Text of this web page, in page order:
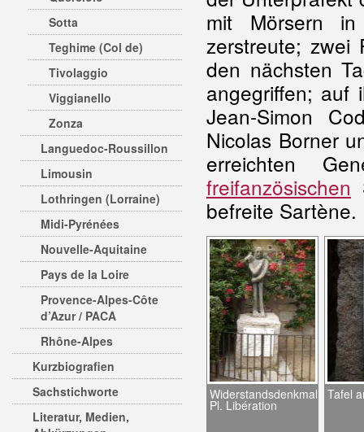
Sotta
Teghime (Col de)
Tivolaggio
Viggianello
Zonza
Languedoc-Roussillon
Limousin
Lothringen (Lorraine)
Midi-Pyrénées
Nouvelle-Aquitaine
Pays de la Loire
Provence-Alpes-Côte
d’Azur / PACA
Rhône-Alpes
Kurzbiografien
Sachstichworte
Literatur, Medien,
mit Mörsern
zerstreute; zwei
den nächsten
angegriffen; auf
Jean-Simon
Nicolas Borner
erreichten
freifanzösischen
befreite Sartène.
Widerstandsdenkmal
Pl. Libération
Tafel